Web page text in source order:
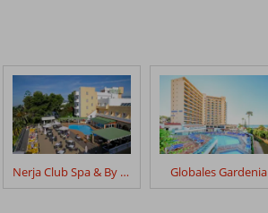
Nerja Club Spa & By Dorobe Globales Gardenia